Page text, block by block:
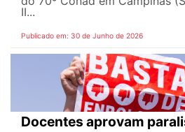
II...
Publicado em: 30 de Junho de 2026
Docentes aprovam